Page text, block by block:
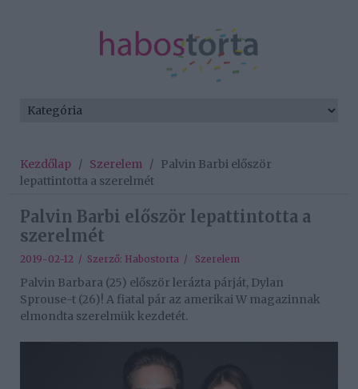
Kezdőlap / Szerelem / Palvin Barbi először
lepattintotta a szerelmét
Palvin Barbi először lepattintotta a
szerelmét
2019-02-12 / Szerző: Habostorta / Szerelem
Palvin Barbara (25) először lerázta párját, Dylan
Sprouse-t (26)! A fiatal pár az amerikai W magazinnak
elmondta szerelmük kezdetét.